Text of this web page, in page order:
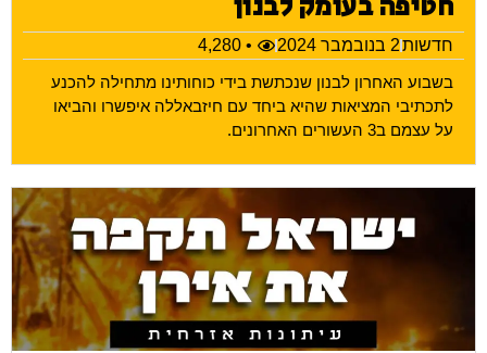
חדשות2 בנובמבר 2024
• 4,280
בשבוע האחרון לבנון שנכתשת בידי כוחותינו מתחילה להכנע
לתכתיבי המציאות שהיא ביחד עם חיזבאללה איפשרו והביאו
על עצמם ב3 העשורים האחרונים.